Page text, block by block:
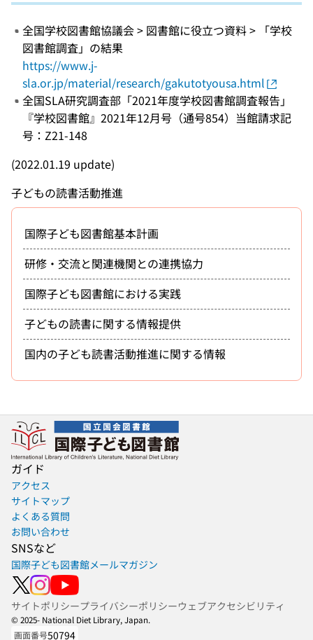
全国学校図書館協議会 > 図書館に役立つ資料 > 「学校
図書館調査」の結果
https://www.j-
sla.or.jp/material/research/gakutotyousa.html
全国SLA研究調査部「2021年度学校図書館調査報告」
『学校図書館』2021年12月号（通号854）当館請求記
号：Z21-148
(2022.01.19 update)
子どもの読書活動推進
国際子ども図書館基本計画
研修・交流と関連機関との連携協力
国際子ども図書館における実践
子どもの読書に関する情報提供
国内の子ども読書活動推進に関する情報
ガイド
アクセス
サイトマップ
よくある質問
お問い合わせ
SNSなど
国際子ども図書館メールマガジン
サイトポリシープライバシーポリシーウェブアクセシビリティ
© 2025- National Diet Library, Japan.
画面番号50794